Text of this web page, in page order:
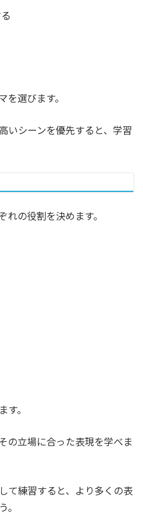
選びます。
いシーンを優先すると、学習
の役割を決めます。
。
の立場に合った表現を学べま
て練習すると、より多くの表